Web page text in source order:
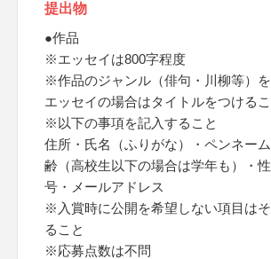
提出物
●作品
※エッセイは800字程度
※作品のジャンル（俳句・川柳等）を
エッセイの場合はタイトルをつけるこ
※以下の事項を記入すること
住所・氏名（ふりがな）・ペンネー
齢（高校生以下の場合は学年も）・
号・メールアドレス
※入賞時に公開を希望しない項目は
ること
※応募点数は不問